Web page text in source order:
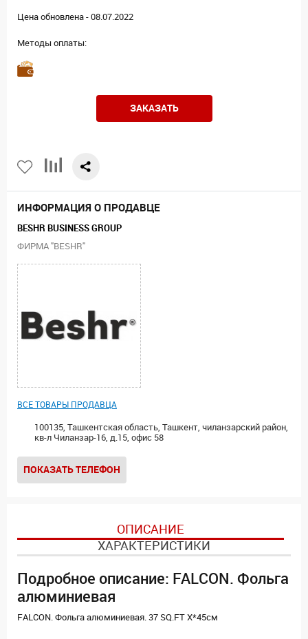
Цена обновлена - 08.07.2022
Методы оплаты:
ЗАКАЗАТЬ
ИНФОРМАЦИЯ О ПРОДАВЦЕ
BESHR BUSINESS GROUP
ФИРМА "BESHR"
ВСЕ ТОВАРЫ ПРОДАВЦА
100135, Ташкентская область, Ташкент, чиланзарский район,
кв-л Чиланзар-16, д.15, офис 58
ПОКАЗАТЬ ТЕЛЕФОН
ОПИСАНИЕ
ХАРАКТЕРИСТИКИ
Подробное описание: FALCON. Фольга
алюминиевая
FALCON. Фольга алюминиевая. 37 SQ.FT X*45см